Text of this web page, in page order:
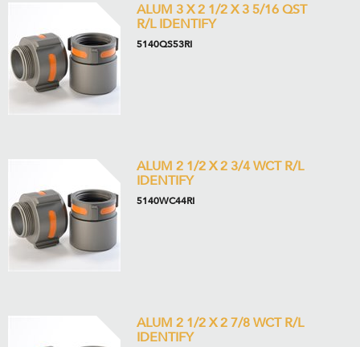
ALUM 3 X 2 1/2 X 3 5/16 QST
R/L IDENTIFY
5140QS53RI
ALUM 2 1/2 X 2 3/4 WCT R/L
IDENTIFY
5140WC44RI
ALUM 2 1/2 X 2 7/8 WCT R/L
IDENTIFY